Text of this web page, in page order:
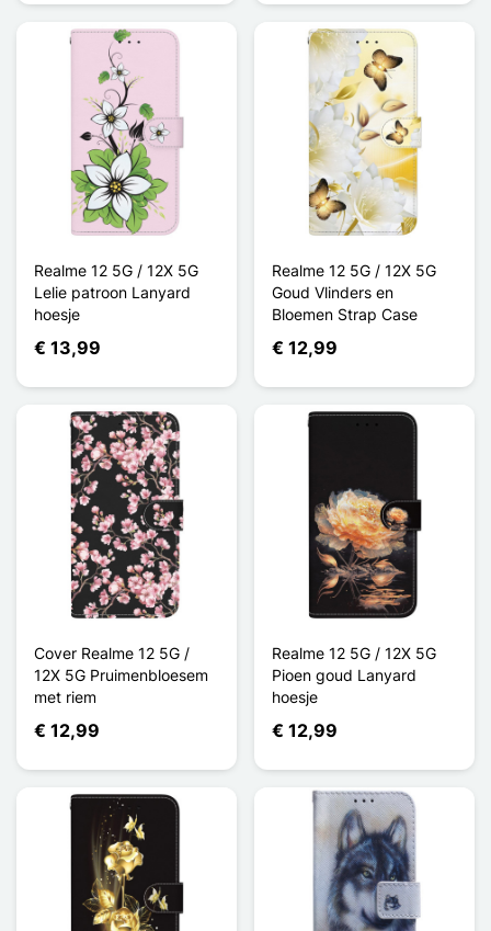
Realme 12 5G / 12X 5G
Lelie patroon Lanyard
hoesje
€ 13,99
Realme 12 5G / 12X 5G
Goud Vlinders en
Bloemen Strap Case
€ 12,99
Cover Realme 12 5G /
12X 5G Pruimenbloesem
met riem
€ 12,99
Realme 12 5G / 12X 5G
Pioen goud Lanyard
hoesje
€ 12,99